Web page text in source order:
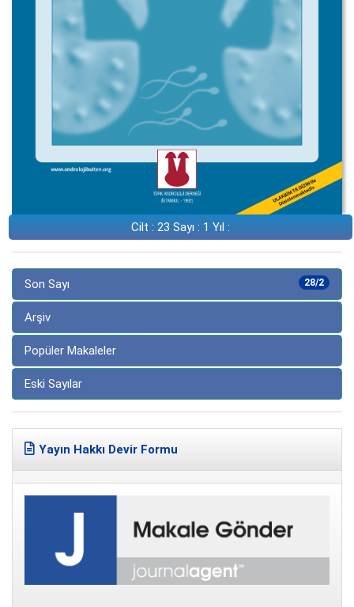
Cilt : 23 Sayı : 1 Yıl :
28/2
Son Sayı
Arşiv
Popüler Makaleler
Eski Sayılar
Yayın Hakkı Devir Formu